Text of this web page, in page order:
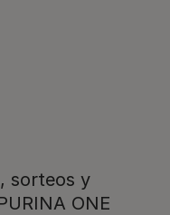
sorteos y
ONE